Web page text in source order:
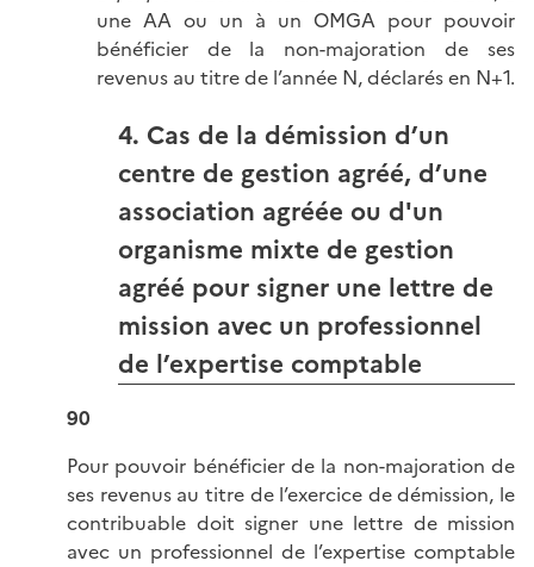
une AA ou un à un OMGA pour pouvoir
bénéficier de la non-majoration de ses
revenus au titre de l’année N, déclarés en N+1.
4. Cas de la démission d’un
centre de gestion agréé, d’une
association agréée ou d'un
organisme mixte de gestion
agréé pour signer une lettre de
mission avec un professionnel
de l’expertise comptable
90
Pour pouvoir bénéficier de la non-majoration de
ses revenus au titre de l’exercice de démission, le
contribuable doit signer une lettre de mission
avec un professionnel de l’expertise comptable